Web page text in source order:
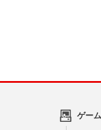
ゲー